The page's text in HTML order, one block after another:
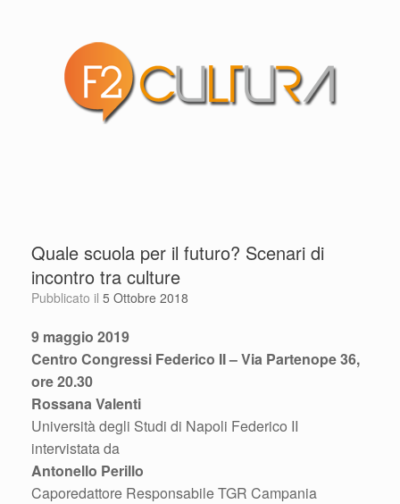
Quale scuola per il futuro? Scenari di
incontro tra culture
Pubblicato il 5 Ottobre 2018
9 maggio 2019
Centro Congressi Federico II – Via Partenope 36,
ore 20.30
Rossana Valenti
Università degli Studi di Napoli Federico II
intervistata da
Antonello Perillo
Caporedattore Responsabile TGR Campania